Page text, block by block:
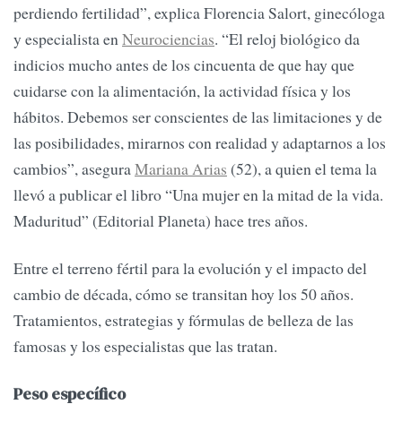
perdiendo fertilidad”, explica Florencia Salort, ginecóloga
y especialista enNeurociencias. “El reloj biológico da
indicios mucho antes de los cincuenta de que hay que
cuidarse con la alimentación, la actividad física y los
hábitos. Debemos ser conscientes de las limitaciones y de
las posibilidades, mirarnos con realidad y adaptarnos a los
cambios”, aseguraMariana Arias (52), a quien el tema la
llevó a publicar el libro “Una mujer en la mitad de la vida.
Maduritud” (Editorial Planeta) hace tres años.
Entre el terreno fértil para la evolución y el impacto del
cambio de década, cómo se transitan hoy los 50 años.
Tratamientos, estrategias y fórmulas de belleza de las
famosas y los especialistas que las tratan.
Peso específico